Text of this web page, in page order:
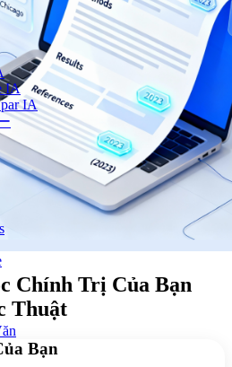
IA
par IA
Chính Trị Của Bạn
Thuật
Bạn